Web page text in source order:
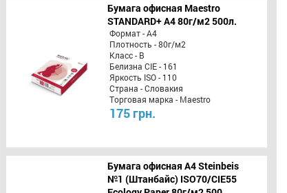
Бумага офисная Maestro
STANDARD+ А4 80г/м2 500л.
Формат - А4
Плотность - 80г/м2
Класс - B
Белизна CIE - 161
Яркость ISO - 110
Страна - Словакия
Торговая марка - Maestro
175 грн.
Бумага офисная A4 Steinbeis
№1 (Штанбайс) ISO70/СІЕ55